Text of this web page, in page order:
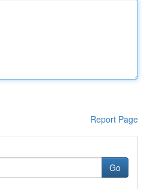
Report Page
Go